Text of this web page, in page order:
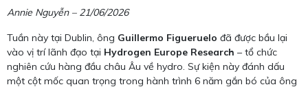
Annie Nguyễn – 21/06/2026
Tuần này tại Dublin, ông Guillermo Figueruelo đã được bầu lại
vào vị trí lãnh đạo tại Hydrogen Europe Research – tổ chức
nghiên cứu hàng đầu châu Âu về hydro. Sự kiện này đánh dấu
một cột mốc quan trọng trong hành trình 6 năm gắn bó của ông